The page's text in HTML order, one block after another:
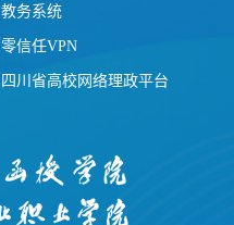
教务系统
零信任VPN
四川省高校网络理政平台